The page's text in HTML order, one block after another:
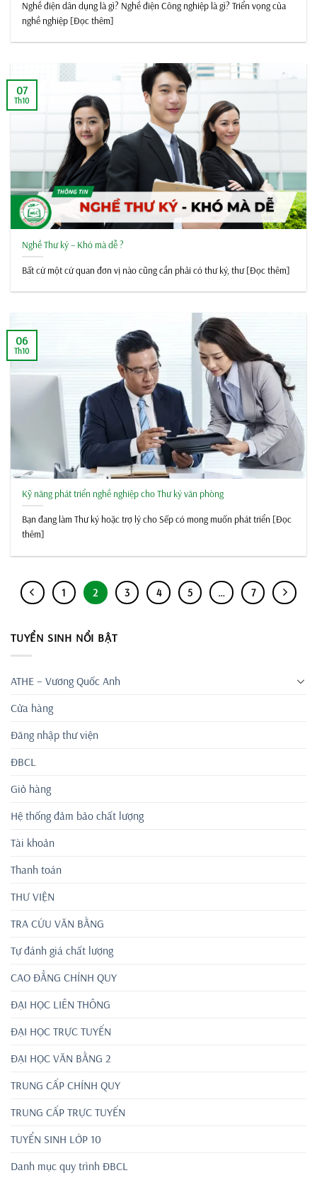
Nghề điện dân dụng là gì? Nghề điện Công nghiệp là gì? Triển vọng của
nghề nghiệp [Đọc thêm]
Nghề Thư ký – Khó mà dễ ?
Bất cứ một cứ quan đơn vị nào cũng cần phải có thư ký, thư [Đọc thêm]
07
Th10
Kỹ năng phát triển nghề nghiệp cho Thư ký văn phòng
Bạn đang làm Thư ký hoặc trợ lý cho Sếp có mong muốn phát triển [Đọc
thêm]
06
Th10
1 2 3 4 5 … 7
TUYỂN SINH NỔI BẬT
ATHE – Vương Quốc Anh
Cửa hàng
Đăng nhập thư viện
ĐBCL
Giỏ hàng
Hệ thống đảm bảo chất lượng
Tài khoản
Thanh toán
THƯ VIỆN
TRA CỨU VĂN BẰNG
Tự đánh giá chất lượng
CAO ĐẲNG CHÍNH QUY
ĐẠI HỌC LIÊN THÔNG
ĐẠI HỌC TRỰC TUYẾN
ĐẠI HỌC VĂN BẰNG 2
TRUNG CẤP CHÍNH QUY
TRUNG CẤP TRỰC TUYẾN
TUYỂN SINH LỚP 10
Danh mục quy trình ĐBCL